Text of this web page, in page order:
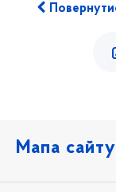
Мапа сайту